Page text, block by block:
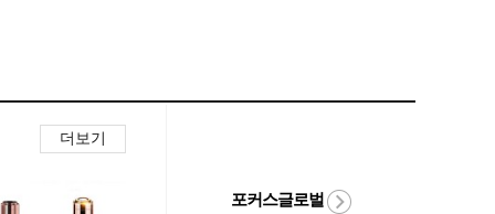
더보기
포커스글로벌